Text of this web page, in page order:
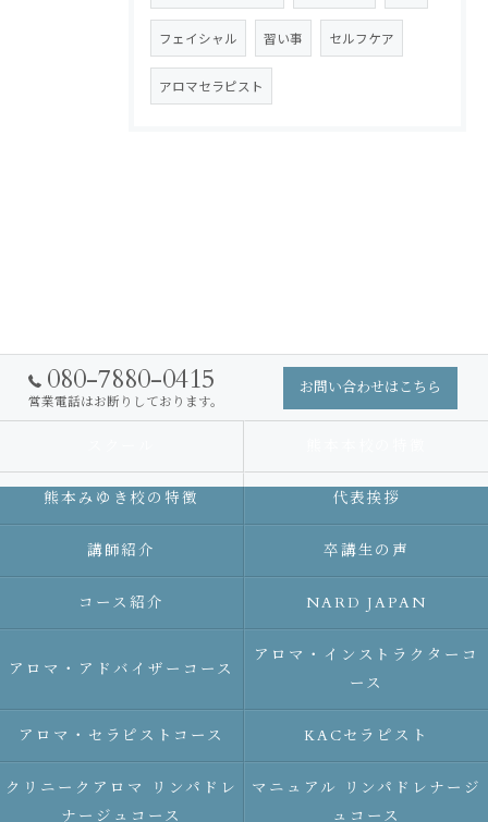
フェイシャル 習い事 セルフケア
アロマセラピスト
080-7880-0415
営業電話はお断りしております。
お問い合わせはこちら
熊本みゆき校の特徴 代表挨拶
講師紹介 卒講生の声
コース紹介 NARD JAPAN
アロマ・アドバイザーコース
アロマ・インストラクターコ
ース
アロマ・セラピストコース KACセラピスト
クリニークアロマ リンパドレ
ナージュコース
マニュアル リンパドレナージ
ュコース